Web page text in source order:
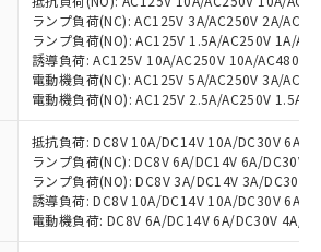
ランプ負荷(NC): AC125V 3A/AC250V 2A/
ランプ負荷(NO): AC125V 1.5A/AC250V 1A/
誘導負荷: AC125V 10A/AC250V 10A/AC480V
電動機負荷(NC): AC125V 5A/AC250V 3A/
電動機負荷(NO): AC125V 2.5A/AC250V 1.5A/
抵抗負荷: DC8V 10A/DC14V 10A/DC30V 6A/
ランプ負荷(NC): DC8V 6A/DC14V 6A/DC30V
ランプ負荷(NO): DC8V 3A/DC14V 3A/DC30V
誘導負荷: DC8V 10A/DC14V 10A/DC30V 6A/
電動機負荷: DC8V 6A/DC14V 6A/DC30V 4A/